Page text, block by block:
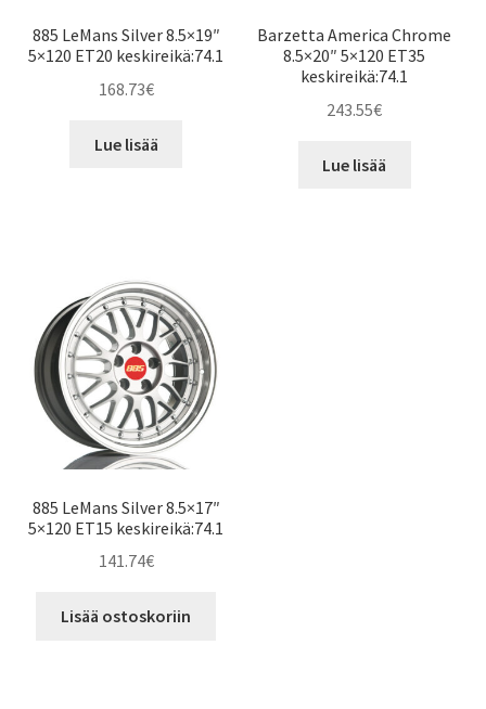
885 LeMans Silver 8.5×19″
5×120 ET20 keskireikä:74.1
168.73€
Lue lisää
Barzetta America Chrome
8.5×20″ 5×120 ET35
keskireikä:74.1
243.55€
Lue lisää
885 LeMans Silver 8.5×17″
5×120 ET15 keskireikä:74.1
141.74€
Lisää ostoskoriin